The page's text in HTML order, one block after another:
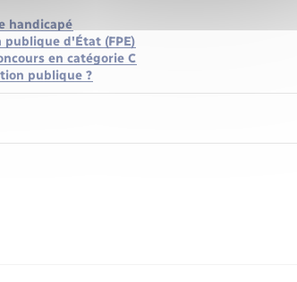
handicapé
d'État (FPE)
en catégorie C
publique ?